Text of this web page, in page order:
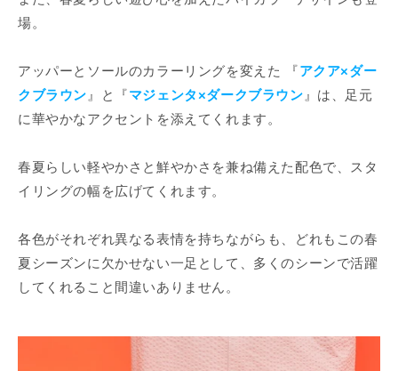
場。
アッパーとソールのカラーリングを変えた 『アクア×ダー
クブラウン 』と『マジェンタ×ダークブラウン 』は、足元
に華やかなアクセントを添えてくれます。
春夏らしい軽やかさと鮮やかさを兼ね備えた配色で、スタ
イリングの幅を広げてくれます。
各色がそれぞれ異なる表情を持ちながらも、どれもこの春
夏シーズンに欠かせない一足として、多くのシーンで活躍
してくれること間違いありません。